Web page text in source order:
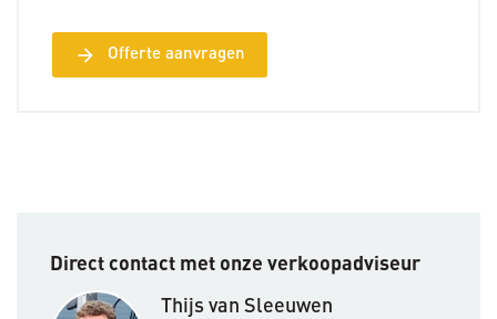
arrow_forward Offerte aanvragen
Direct contact met onze verkoopadviseur
Thijs van Sleeuwen